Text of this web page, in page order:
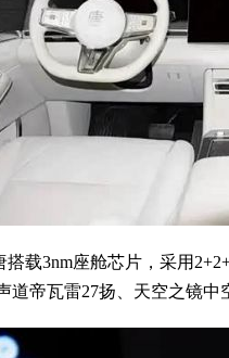
载3nm座舱芯片，采用
道帝瓦雷27扬、天空之镜